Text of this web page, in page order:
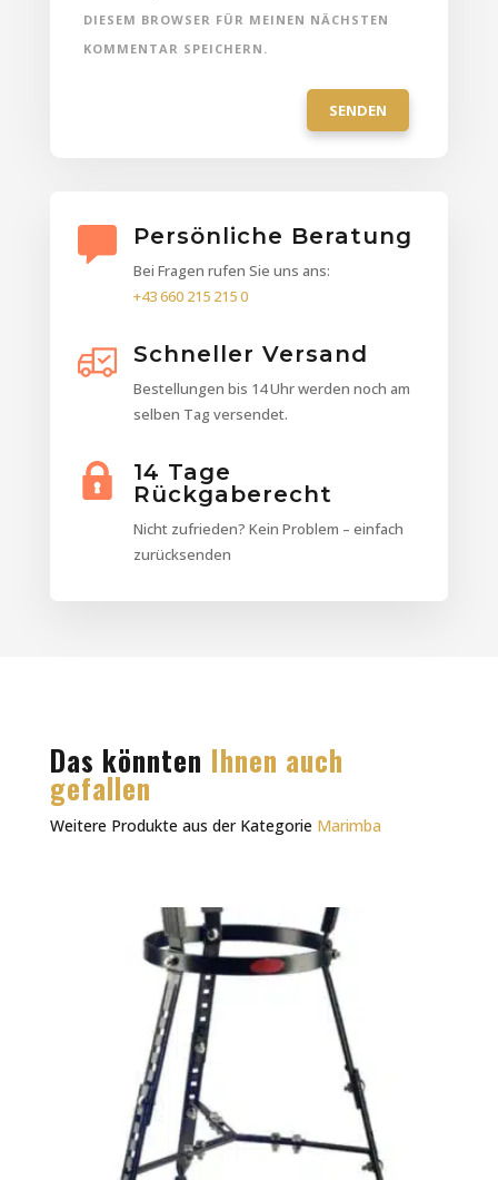
DIESEM BROWSER FÜR MEINEN NÄCHSTEN
KOMMENTAR SPEICHERN.
Persönliche Beratung
Bei Fragen rufen Sie uns ans:
+43 660 215 215 0
Schneller Versand
Bestellungen bis 14 Uhr werden noch am
selben Tag versendet.
14 Tage
Rückgaberecht
Nicht zufrieden? Kein Problem – einfach
zurücksenden
Das könnten Ihnen auch
gefallen
Weitere Produkte aus der Kategorie Marimba